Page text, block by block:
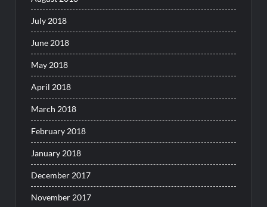
July 2018
June 2018
May 2018
April 2018
March 2018
February 2018
January 2018
December 2017
November 2017